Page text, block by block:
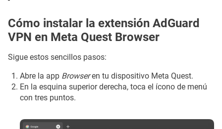
Cómo instalar la extensión AdGuard
VPN en Meta Quest Browser
Sigue estos sencillos pasos:
Abre la app Browseren tu dispositivo Meta Quest.
En la esquina superior derecha, toca el ícono de menú
con tres puntos.